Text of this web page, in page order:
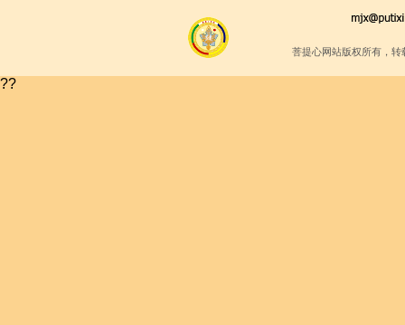
菩提心网站版权所有，
??